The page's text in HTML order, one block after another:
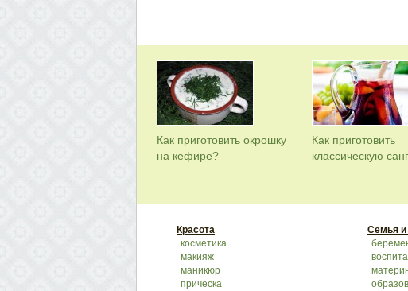
Как приготовить окрошку
на кефире?
Как приготовить
классическую
Красота
косметика
макияж
маникюр
прическа
Семья и